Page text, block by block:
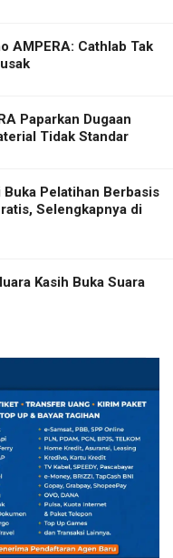
AMPERA: Cathlab Tak
Paparkan Dugaan
Tidak Standar
Buka Pelatihan Berbasis
Selengkapnya di
Kasih Buka Suara